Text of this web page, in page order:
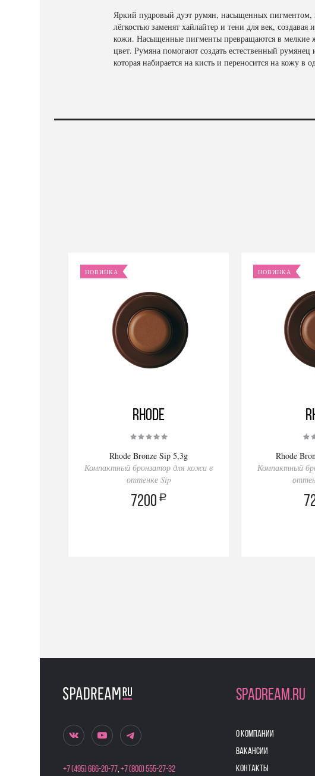
Яркий пудровый дуэт румян, насыщенных пигментом,
лёгкостью заменят хайлайтер и тени для век,
кожи. Насыщенные пигменты превращаются в мелкие
цвет. Румяна помогают создать естественный
которая набирается на кисть и переносится на кожу в
НОВИНКА
Rhode
Rhode Bronze Sip 5,3g
Компактный бронзатор для кожи в
оттенке Sip
7200 a
НОВИНКА
Rhode
Компактный
+7 (495) 666-20-77,+7 (800) 555-27-32
SPADREAM.RU
О КОМПАНИИ
ВАКАНСИИ
КОНТАКТЫ